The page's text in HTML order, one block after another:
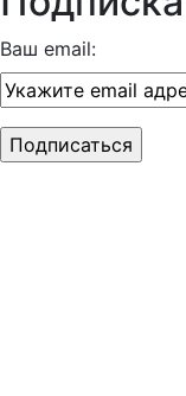
Ваш email: